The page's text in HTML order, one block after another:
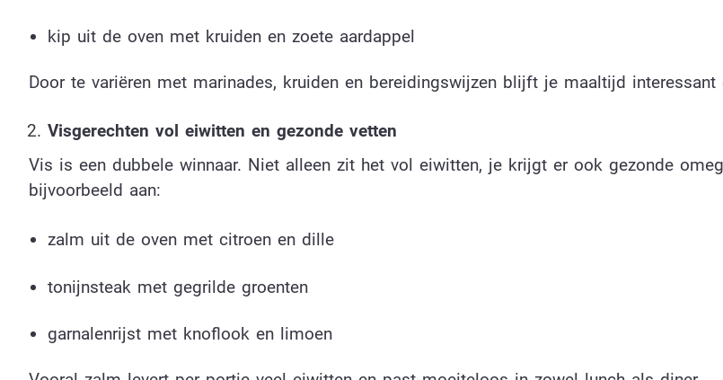
kip uit de oven met kruiden en zoete aardappel
Door te variëren met marinades, kruiden en bereidingswijzen blijft je maaltijd interessant
Visgerechten vol eiwitten en gezonde vetten
Vis is een dubbele winnaar. Niet alleen zit het vol eiwitten, je krijgt er ook gezonde
bijvoorbeeld aan:
zalm uit de oven met citroen en dille
tonijnsteak met gegrilde groenten
garnalenrijst met knoflook en limoen